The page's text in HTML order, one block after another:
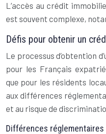
L’accès au crédit
est souvent complexe,
Défis pour obtenir un
Le processus d’obtention
pour les Français
que pour les résidents
aux différences
et au risque de
Différences réglementaires